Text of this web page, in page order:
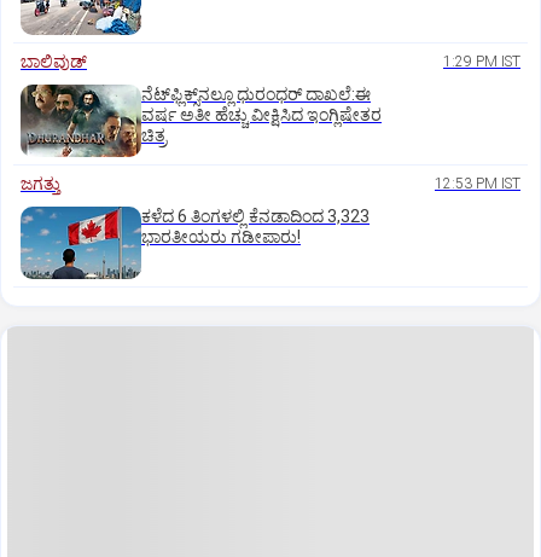
ಬಾಲಿವುಡ್‌ 1:29 PM IST
ನೆಟ್‌ಫ್ಲಿಕ್ಸ್‌ನಲ್ಲೂ ಧುರಂಧರ್‌ ದಾಖಲೆ:ಈ
ವರ್ಷ ಅತೀ ಹೆಚ್ಚು ವೀಕ್ಷಿಸಿದ ಇಂಗ್ಲಿಷೇತರ
ಚಿತ್ರ
ಜಗತ್ತು 12:53 PM IST
ಕಳೆದ 6 ತಿಂಗಳಲ್ಲಿ ಕೆನಡಾದಿಂದ 3,323
ಭಾರತೀಯರು ಗಡೀಪಾರು!